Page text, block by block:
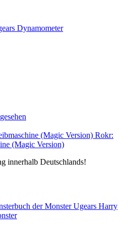
Dynamometer
Rokr:
(Magic Version)
innerhalb Deutschlands!
Ugears Harry